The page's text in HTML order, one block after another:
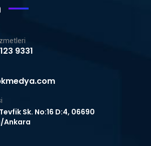
9331
Sk. No:16 D:4, 06690
Ankara